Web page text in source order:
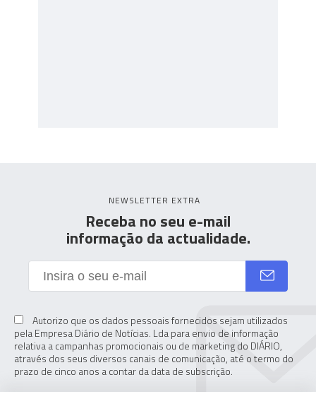
NEWSLETTER EXTRA
Receba no seu e-mail
informação da actualidade.
Autorizo que os dados pessoais fornecidos sejam utilizados
pela Empresa Diário de Notícias. Lda para envio de informação
relativa a campanhas promocionais ou de marketing do DIÁRIO,
através dos seus diversos canais de comunicação, até o termo do
prazo de cinco anos a contar da data de subscrição.